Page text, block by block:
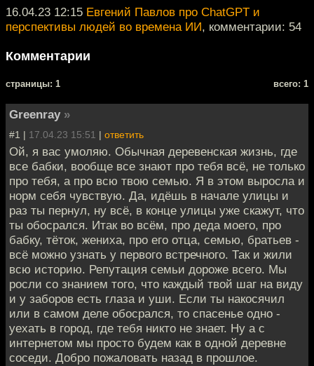
16.04.23 12:15 Евгений Павлов про ChatGPT и
перспективы людей во времена ИИ, комментарии: 54
Комментарии
cтраницы: 1 всего: 1
Greenray »
#1 | 17.04.23 15:51 | ответить
Ой, я вас умоляю. Обычная деревенская жизнь, где
все бабки, вообще все знают про тебя всё, не только
про тебя, а про всю твою семью. Я в этом выросла и
норм себя чувствую. Да, идёшь в начале улицы и
раз ты пернул, ну всё, в конце улицы уже скажут, что
ты обосрался. Итак во всём, про деда моего, про
бабку, тёток, жениха, про его отца, семью, братьев -
всё можно узнать у первого встречного. Так и жили
всю историю. Репутация семьи дороже всего. Мы
росли со знанием того, что каждый твой шаг на виду
и у заборов есть глаза и уши. Если ты накосячил
или в самом деле обосрался, то спасенье одно -
уехать в город, где тебя никто не знает. Ну а с
интернетом мы просто будем как в одной деревне
соседи. Добро пожаловать назад в прошлое.